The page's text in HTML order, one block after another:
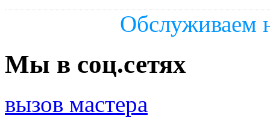
Обслуживаем
Мы в соц.сетях
вызов мастера